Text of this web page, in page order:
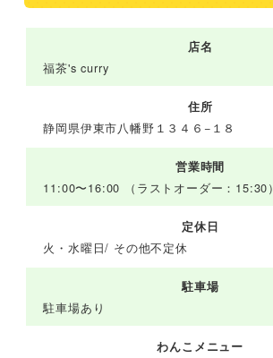
店名
福茶's curry
住所
静岡県伊東市八幡野１３４６−１８
営業時間
11:00〜16:00 （ラストオーダー：15:30）
定休日
火・水曜日/ その他不定休
駐車場
駐車場あり
わんこメニュー